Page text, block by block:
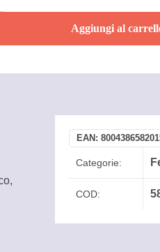
Aggiungi al
EAN:
Categorie:
COD: